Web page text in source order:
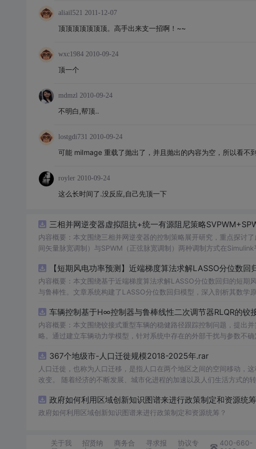
aliail521 2011-12-07
顶顶顶顶顶顶顶。高手出来支一招啊！~~
wxc1984 2010-09-24
顶一个
mdmzl 2010-09-24
不明白,帮顶..
lostgdi731 2010-09-24
可能 miImage 重载了抛出了，并且抛出的内容为空，所以看不到
royler 2010-09-24
这么长时间了.没反应,自己先顶一下
三相并网逆变器虚拟阻抗+统一有源阻尼策略
内容概要：本文围绕三相并网逆变器的控制策略展开研究，重点探讨
间矢量脉宽调制）与SPWM（正弦脉宽调制）两种调制方式在
制策略的设计、调制算法的实现、动态响应分析及谐波抑制效果评估
术，构建了完整的高性能并网逆变器控制系统仿真体系。; 适合人群：适用于从事电力电子、新能源发电、智能电网及相关领域的研究生、
科研人员和工程技术人员，特别是具备三相并网逆变器控制理论基础并熟悉
工作；③为企业研发高性能、高可靠性的并网逆变器产品提供先进的控制方案与技术原型支持；;
k模型文件进行实际操作与仿真验证，重点关注虚拟阻抗参数设计与有
并可进一步拓展学习文中提及的正负序控制、中点电位平衡等先进控
【短期风电功率预测】近端梯度算法求解LASSO分位数
内容概要：本文围绕基于近端梯度算法求解LASSO分位数回归的短
与鲁棒性。文章系统构建了LASSO分位数回归模型，深入剖析其数学
能，结果表明其相较于传统方法具有更强的稳定性和准确性。此外，
方向与技术应用案例，突出该方法在新能源预测与智能优化中的广泛适用性与实践价值。; 适合人群：具备
计学习）与Matlab编程能力，从事新能源发电预测、电力系统调度、
性；②为研究LASSO回归、分位数回归及近端梯度优化算法的学者提
③作为可再生能源消纳、电力市场出清、微网能量管理等工程场景下的核心数据分析与决
核心，建议读者在掌握LASSO与分位数回归理论基础上，结合Matlab
验验证的深度融合。
车辆控制基于H∞控制器与鲁棒线性二次调节器RLQR的铰
内容概要：本文围绕铰接式重型车辆的稳健路径跟踪控制问题，提出
略。通过建立车辆动力学模型，针对系统中存在的外部干扰与参数不
行驶环境下的优越性与鲁棒性。; 适合人群：具备自动控制理论基础、车辆工程或自动化相关背景，熟悉Matlab/Simulink仿真工具，从事
智能车辆控制、路径跟踪算法研究的研究生、科研人员及工程技术人员。; 使用场景及目标：①应用于铰接式重型车辆（如矿用卡
型拖挂车）的自动驾驶路径跟踪控制系统设计；②为解决存在模型不
程中结合控制理论基础知识，运行并调试所提供的仿真程序，深入理解
型参数或引入新的扰动场景进行拓展性实验，以增强实际应用能力。
367个地级市-人口迁徙规模2018-2025年.rar
人口迁徙，也称为人口迁移，是指人口在两个地区之间的空间移动，
改变。 随着经济的不断发展、城市化进程的加速以及人们生活方式的
政府如何利用区域创新知识图谱来进行政策制定和资源统
政府如何利用区域创新知识图谱来进行政策制定和资源统筹？
关于我
招贤纳
商务合
寻求报
协议专
400-660-